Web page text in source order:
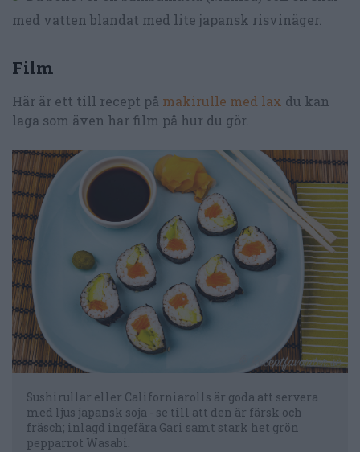
med vatten blandat med lite japansk risvinäger.
Film
Här är ett till recept på makirulle med lax du kan
laga som även har film på hur du gör.
Sushirullar eller Californiarolls är goda att servera
med ljus japansk soja - se till att den är färsk och
fräsch; inlagd ingefära Gari samt stark het grön
pepparrot Wasabi.